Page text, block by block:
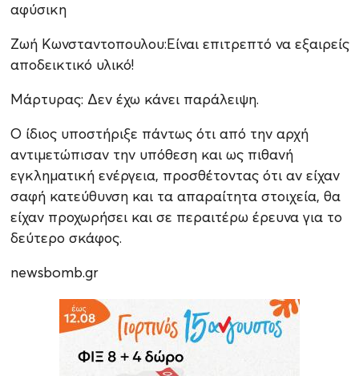
αφύσικη
Ζωή Κωνσταντοπουλου:Είναι επιτρεπτό να εξαιρείς
αποδεικτικό υλικό!
Μάρτυρας: Δεν έχω κάνει παράλειψη.
Ο ίδιος υποστήριξε πάντως ότι από την αρχή
αντιμετώπισαν την υπόθεση και ως πιθανή
εγκληματική ενέργεια, προσθέτοντας ότι αν είχαν
σαφή κατεύθυνση και τα απαραίτητα στοιχεία, θα
είχαν προχωρήσει και σε περαιτέρω έρευνα για το
δεύτερο σκάφος.
newsbomb.gr